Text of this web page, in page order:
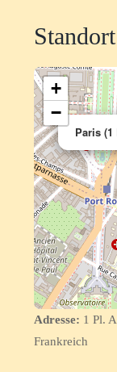
Paris
+
−
Adresse: 1 Pl.
Frankreich